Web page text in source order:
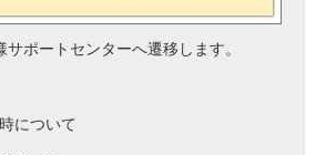
ポートセンターへ遷移します。
について